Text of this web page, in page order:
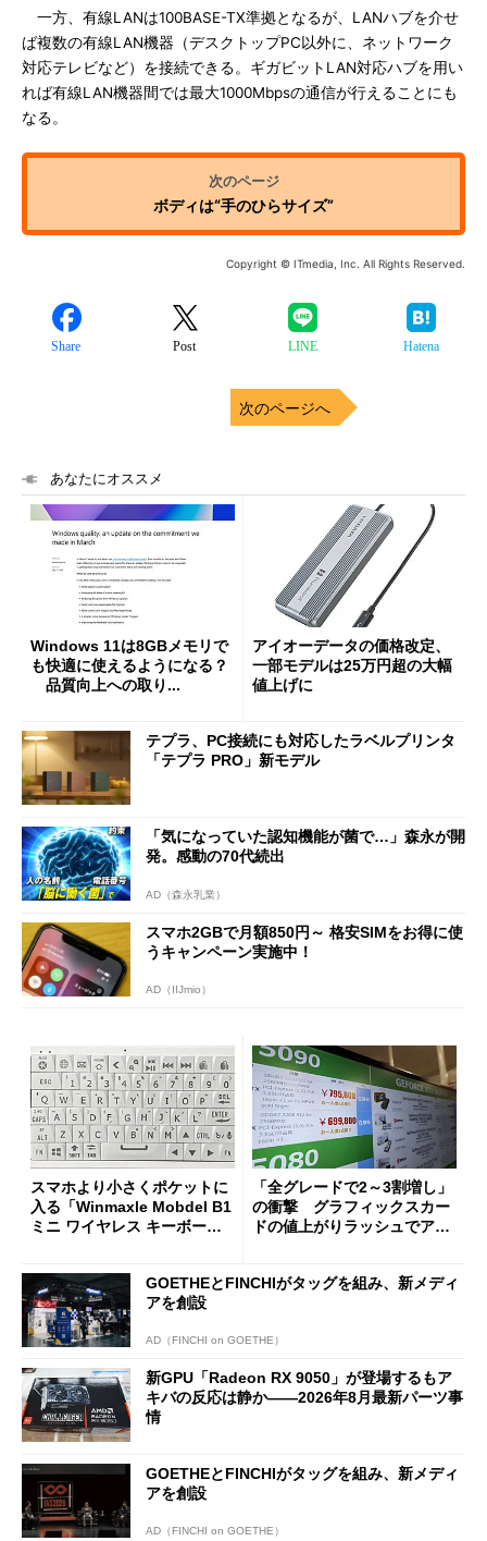
一方、有線LANは100BASE-TX準拠となるが、LANハブを介せ
ば複数の有線LAN機器（デスクトップPC以外に、ネットワーク
対応テレビなど）を接続できる。ギガビットLAN対応ハブを用い
れば有線LAN機器間では最大1000Mbpsの通信が行えることにも
なる。
ボディは“手のひらサイズ”
Copyright © ITmedia, Inc. All Rights Reserved.
Share Post LINE Hatena
次のページへ
あなたにオススメ
Windows 11は8GBメモリで
も快適に使えるようになる？
品質向上への取り...
アイオーデータの価格改定、
一部モデルは25万円超の大幅
値上げに
テプラ、PC接続にも対応したラベルプリンタ
「テプラ PRO」新モデル
「気になっていた認知機能が菌で…」森永が開
発。感動の70代続出
AD（森永乳業）
スマホ2GBで月額850円～ 格安SIMをお得に使
うキャンペーン実施中！
AD（IIJmio）
スマホより小さくポケットに
入る「Winmaxle Mobdel B1
ミニ ワイヤレス キーボー
「全グレードで2～3割増し」
の衝撃 グラフィックスカー
ドの値上がりラッシュでアキ
GOETHEとFINCHIがタッグを組み、新メディ
アを創設
AD（FINCHI on GOETHE）
新GPU「Radeon RX 9050」が登場するもア
キバの反応は静か――2026年8月最新パーツ事
情
GOETHEとFINCHIがタッグを組み、新メディ
アを創設
AD（FINCHI on GOETHE）